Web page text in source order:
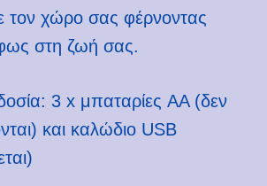
τον χώρο σας φέρνοντας
στη ζωή σας.
3 x μπαταρίες AA (δεν
και καλώδιο USB